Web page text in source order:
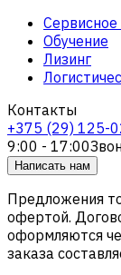
Обучение
Лизинг
Контакты
+375 (29) 125-
9:00 - 17:00
Написать нам
Предложения
офертой.
оформляются
заказа